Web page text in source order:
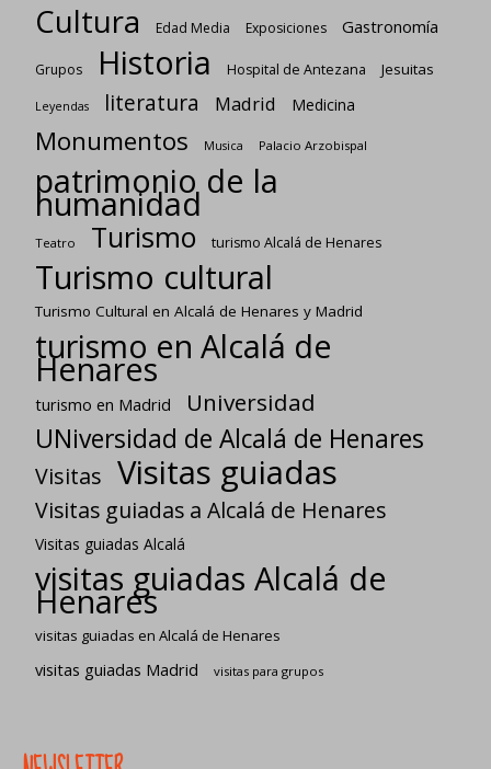
Cultura Edad Media Exposiciones Gastronomía
Grupos Historia Hospital de Antezana Jesuitas
Leyendas literatura Madrid Medicina
Monumentos Musica Palacio Arzobispal
patrimonio de la
humanidad
Teatro Turismo turismo Alcalá de Henares
Turismo cultural
Turismo Cultural en Alcalá de Henares y Madrid
turismo en Alcalá de
Henares
turismo en Madrid Universidad
UNiversidad de Alcalá de Henares
Visitas Visitas guiadas
Visitas guiadas a Alcalá de Henares
Visitas guiadas Alcalá
visitas guiadas Alcalá de
Henares
visitas guiadas en Alcalá de Henares
visitas guiadas Madrid visitas para grupos